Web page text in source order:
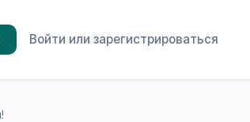
Войти или зарегистрироваться